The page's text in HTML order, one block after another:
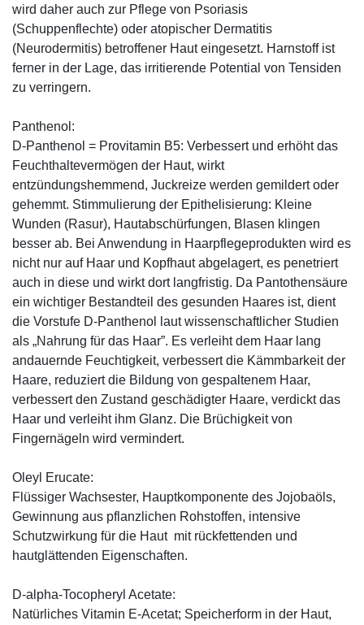
wird daher auch zur Pflege von Psoriasis
(Schuppenflechte) oder atopischer Dermatitis
(Neurodermitis) betroffener Haut eingesetzt. Harnstoff ist
ferner in der Lage, das irritierende Potential von Tensiden
zu verringern.
Panthenol:
D-Panthenol = Provitamin B5: Verbessert und erhöht das
Feuchthaltevermögen der Haut, wirkt
entzündungshemmend, Juckreize werden gemildert oder
gehemmt. Stimmulierung der Epithelisierung: Kleine
Wunden (Rasur), Hautabschürfungen, Blasen klingen
besser ab. Bei Anwendung in Haarpflegeprodukten wird es
nicht nur auf Haar und Kopfhaut abgelagert, es penetriert
auch in diese und wirkt dort langfristig. Da Pantothensäure
ein wichtiger Bestandteil des gesunden Haares ist, dient
die Vorstufe D-Panthenol laut wissenschaftlicher Studien
als „Nahrung für das Haar”. Es verleiht dem Haar lang
andauernde Feuchtigkeit, verbessert die Kämmbarkeit der
Haare, reduziert die Bildung von gespaltenem Haar,
verbessert den Zustand geschädigter Haare, verdickt das
Haar und verleiht ihm Glanz. Die Brüchigkeit von
Fingernägeln wird vermindert.
Oleyl Erucate:
Flüssiger Wachsester, Hauptkomponente des Jojobaöls,
Gewinnung aus pflanzlichen Rohstoffen, intensive
Schutzwirkung für die Haut mit rückfettenden und
hautglättenden Eigenschaften.
D-alpha-Tocopheryl Acetate:
Natürliches Vitamin E-Acetat; Speicherform in der Haut,